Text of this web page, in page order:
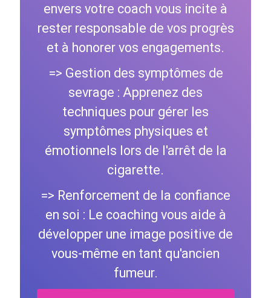
envers votre coach vous incite à
rester responsable de vos progrès
et à honorer vos engagements.
=> Gestion des symptômes de
sevrage : Apprenez des
techniques pour gérer les
symptômes physiques et
émotionnels lors de l'arrêt de la
cigarette.
=> Renforcement de la confiance
en soi : Le coaching vous aide à
développer une image positive de
vous-même en tant qu'ancien
fumeur.